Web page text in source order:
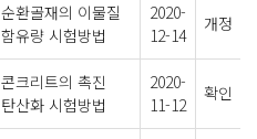
순환골재의 이물질
함유량 시험방법
2020-
12-14
개정
콘크리트의 촉진
탄산화 시험방법
2020-
11-12
확인